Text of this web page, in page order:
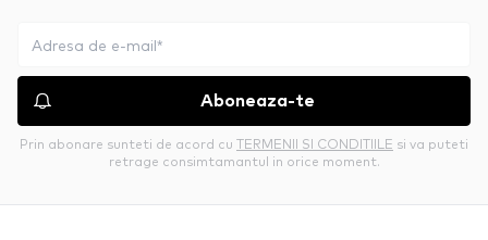
Aboneaza-te
Prin abonare sunteti de acord cu TERMENII SI CONDITIILE si va puteti
retrage consimtamantul in orice moment.